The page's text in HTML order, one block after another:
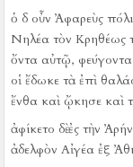
ὁ δ οὖν Ἀφαρεὺς
Νηλέα τὸν Κρηθέως
ὄντα αὐτῷ,
οἱ ἔδωκε τὰ ἐπὶ
ἔνθα καὶ ᾤκησε καὶ
ἀφίκετο δὲ ἐς τὴν
ἀδελφὸν Αἰγέα ἐξ